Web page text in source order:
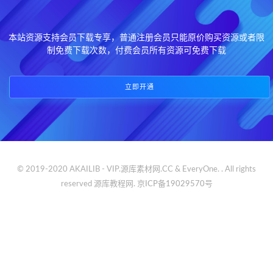
本站资源支持会员下载专享，普通注册会员只能原价购买资源或者限
制免费下载次数，付费会员所有资源可免费下载
立即开通
© 2019-2020 AKAILIB - VIP.源库素材网.CC & EveryOne. . All rights
reserved 源库教程网. 京ICP备19029570号